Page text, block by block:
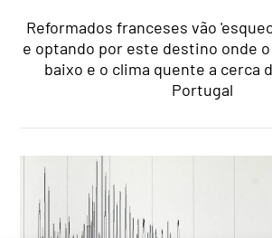
Reformados franceses vão
e optando por este destino onde
baixo e o clima quente a cerca
Portugal